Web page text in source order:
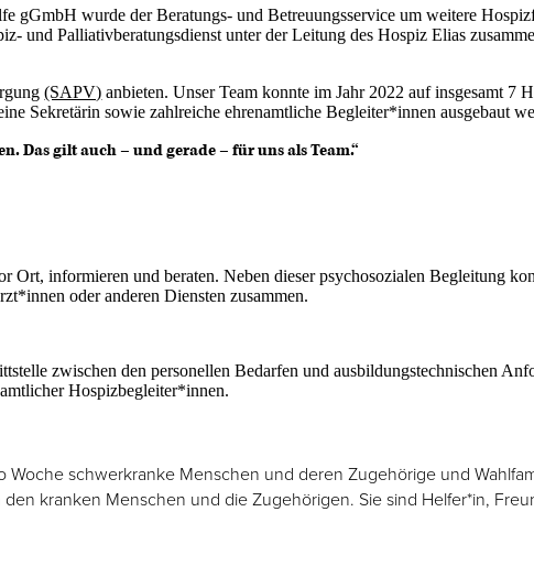
gGmbH wurde der Beratungs- und Betreuungsservice um weitere
und Palliativberatungsdienst unter der Leitung des Hospiz Elias
(SAPV) anbieten. Unser Team konnte im Jahr 2022 auf insgesamt 7
Sekretärin sowie zahlreiche ehrenamtliche Begleiter*innen ausgebaut
Das gilt auch – und gerade – für uns als Team.“
Ort, informieren und beraten. Neben dieser psychosozialen Begleitung
oder anderen Diensten zusammen.
zwischen den personellen Bedarfen und ausbildungstechnischen
Hospizbegleiter*innen.
schwerkranke Menschen und deren Zugehörige und
kranken Menschen und die Zugehörigen. Sie sind Helfer*in,